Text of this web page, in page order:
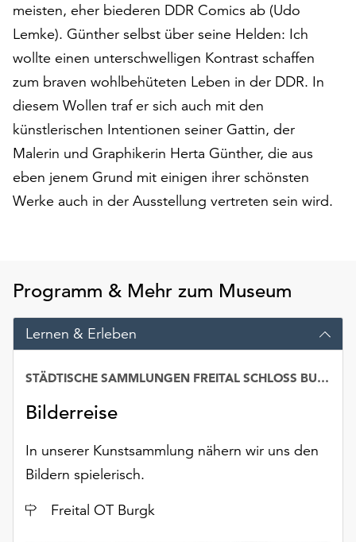
Ihnen
am
der
Seite
die
Schaltfläche
„Cookie-
Einstellungen“
zur
Verfügung.
Funktionale
ohne
Ihr
Einverständnis
weiterhin
Möchten
Sie
die
verwendeten
Cookies
anpassen,
Sie
meisten, eher biederen DDR Comics ab (Udo
Lemke). Günther selbst über seine Helden: Ich
wollte einen unterschwelligen Kontrast schaffen
zum braven wohlbehüteten Leben in der DDR. In
diesem Wollen traf er sich auch mit den
künstlerischen Intentionen seiner Gattin, der
Malerin und Graphikerin Herta Günther, die aus
eben jenem Grund mit einigen ihrer schönsten
Werke auch in der Ausstellung vertreten sein wird.
Programm & Mehr zum Museum
Lernen & Erleben
Bilderreise
STÄDTISCHE SAMMLUNGEN FREITAL SCHLOSS BURGK
In unserer Kunstsammlung nähern wir uns den
Bildern spielerisch.
Ort
Freital OT Burgk